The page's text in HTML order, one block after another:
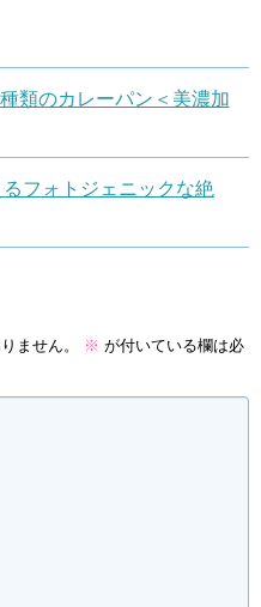
類のカレーパン＜美濃加
フォトジェニックな絶
ません。 ※ が付いている欄は必